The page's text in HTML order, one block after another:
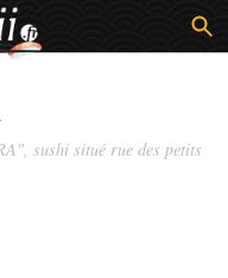
sushi situé rue des petits